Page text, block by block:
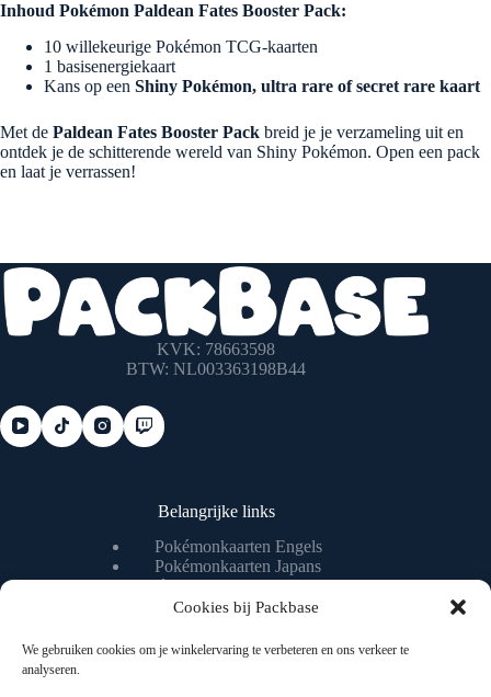
Cookies bij Packbase
We gebruiken cookies om je winkelervaring te verbeteren en ons verkeer te
analyseren.
Inhoud Pokémon Paldean Fates Booster Pack:
10 willekeurige Pokémon TCG-kaarten
1 basisenergiekaart
Kans op een Shiny Pokémon, ultra rare of secret rare kaart
Met de Paldean Fates Booster Pack breid je je verzameling uit en
ontdek je de schitterende wereld van Shiny Pokémon. Open een pack
en laat je verrassen!
KVK: 78663598
BTW: NL003363198B44
Belangrijke links
Pokémonkaarten Engels
Pokémonkaarten Japans
Pokémonkaart livestream